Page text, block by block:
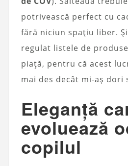
potrivească perfect cu
fără niciun spațiu liber.
regulat listele de
piață, pentru că acest
mai des decât mi-aș dori
Eleganță
evoluează
copilul